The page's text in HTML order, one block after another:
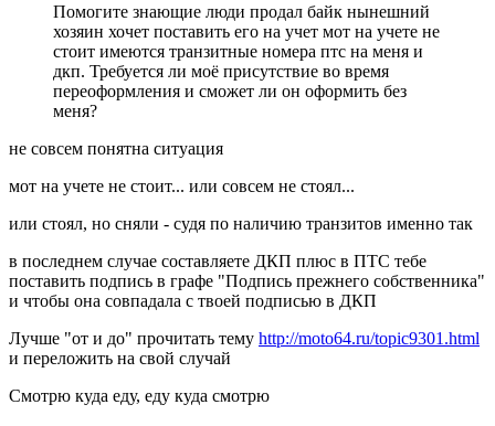
Помогите знающие люди продал байк нынешний
хозяин хочет поставить его на учет мот на учете не
стоит имеются транзитные номера птс на меня и
дкп. Требуется ли моё присутствие во время
переоформления и сможет ли он оформить без
меня?
не совсем понятна ситуация
мот на учете не стоит... или совсем не стоял...
или стоял, но сняли - судя по наличию транзитов именно так
в последнем случае составляете ДКП плюс в ПТС тебе
поставить подпись в графе "Подпись прежнего собственника"
и чтобы она совпадала с твоей подписью в ДКП
Лучше "от и до" прочитать тему http://moto64.ru/topic9301.html
и переложить на свой случай
Смотрю куда еду, еду куда смотрю